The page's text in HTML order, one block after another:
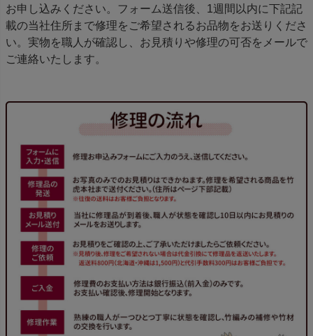
お申し込みください。フォーム送信後、1週間以内に下記記
載の当社住所まで修理をご希望されるお品物をお送りくださ
い。実物を職人が確認し、お見積りや修理の可否をメールで
ご連絡いたします。